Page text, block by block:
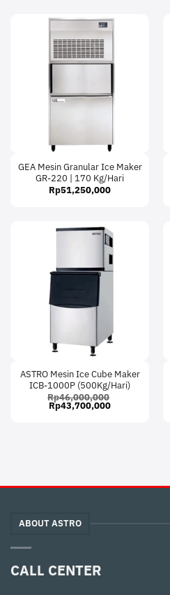
GEA Mesin Granular Ice Maker
GR-220 | 170 Kg/Hari
Rp51,250,000
ASTRO Mesin Ice Cube Maker
ICB-1000P (500Kg/Hari)
Rp46,000,000
Original
price
Rp43,700,000Current
ABOUT ASTRO
CALL CENTER